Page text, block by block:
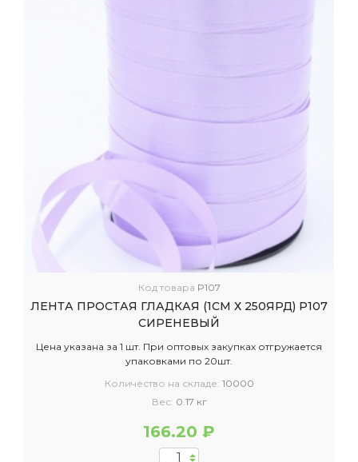
Код товара P107
ЛЕНТА ПРОСТАЯ ГЛАДКАЯ (1СМ Х 250ЯРД) P107
СИРЕНЕВЫЙ
Цена указана за 1 шт. При оптовых закупках отгружается
упаковками по 20шт.
Количество на складе: 10000
Вес: 0.17 кг
166.20 ₽